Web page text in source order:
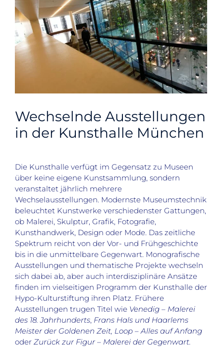
Wechselnde Ausstellungen
in der Kunsthalle München
Die Kunsthalle verfügt im Gegensatz zu Museen
über keine eigene Kunstsammlung, sondern
veranstaltet jährlich mehrere
Wechselausstellungen. Modernste Museumstechnik
beleuchtet Kunstwerke verschiedenster Gattungen,
ob Malerei, Skulptur, Grafik, Fotografie,
Kunsthandwerk, Design oder Mode. Das zeitliche
Spektrum reicht von der Vor- und Frühgeschichte
bis in die unmittelbare Gegenwart. Monografische
Ausstellungen und thematische Projekte wechseln
sich dabei ab, aber auch interdisziplinäre Ansätze
finden im vielseitigen Programm der Kunsthalle der
Hypo-Kulturstiftung ihren Platz. Frühere
Ausstellungen trugen Titel wie Venedig – Malerei
des 18. Jahrhunderts, Frans Hals und Haarlems
Meister der Goldenen Zeit, Loop – Alles auf Anfang
oder Zurück zur Figur – Malerei der Gegenwart.